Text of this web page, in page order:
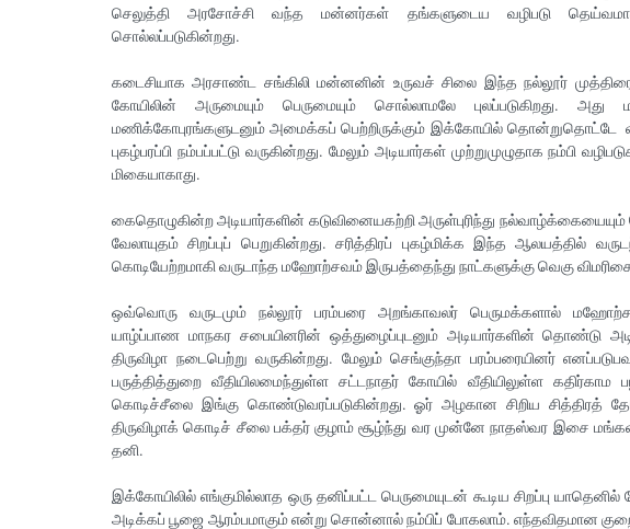
செலுத்தி அரசோச்சி வந்த மன்னர்கள் தங்களுடைய வழிபடு தெய்வமாக
சொல்லப்படுகின்றது.
கடைசியாக அரசாண்ட சங்கிலி மன்னனின் உருவச் சிலை இந்த நல்லூர்
கோயிலின் அருமையும் பெருமையும் சொல்லாமலே புலப்படுகிறது. அது
மணிக்கோபுரங்களுடனும் அமைக்கப் பெற்றிருக்கும் இக்கோயில் தொன்றுதொட்டே
புகழ்பரப்பி நம்பப்பட்டு வருகின்றது. மேலும் அடியார்கள் முற்றுமுழுதாக நம்பி
மிகையாகாது.
கைதொழுகின்ற அடியார்களின் கடுவினையகற்றி அருள்புரிந்து
வேலாயுதம் சிறப்புப் பெறுகின்றது. சரித்திரப் புகழ்மிக்க இந்த ஆலயத்தில்
கொடியேற்றமாகி வருடாந்த மஹோற்சவம் இருபத்தைந்து நாட்களுக்கு வெகு
ஒவ்வொரு வருடமும் நல்லூர் பரம்பரை அறங்காவலர் பெருமக்களால்
யாழ்ப்பாண மாநகர சபையினரின் ஒத்துழைப்புடனும் அடியார்களின் தொண்டு
திருவிழா நடைபெற்று வருகின்றது. மேலும் செங்குந்தா பரம்பரையினர்
பருத்தித்துறை வீதியிலமைந்துள்ள சட்டநாதர் கோயில் வீதியிலுள்ள கதிர்காம
கொடிச்சீலை இங்கு கொண்டுவரப்படுகின்றது. ஓர் அழகான சிறிய சித்திரத்
திருவிழாக் கொடிச் சீலை பக்தர் குழாம் சூழ்ந்து வர முன்னே நாதஸ்வர இசை
தனி.
இக்கோயிலில் எங்குமில்லாத ஒரு தனிப்பட்ட பெருமையுடன் கூடிய சிறப்பு
அடிக்கப் பூஜை ஆரம்பமாகும் என்று சொன்னால் நம்பிப் போகலாம். எந்தவிதமான